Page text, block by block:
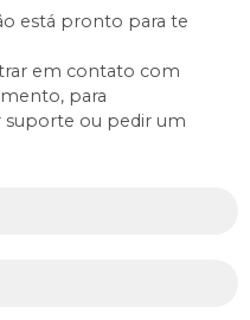
está pronto para te
em contato com
para
suporte ou pedir um